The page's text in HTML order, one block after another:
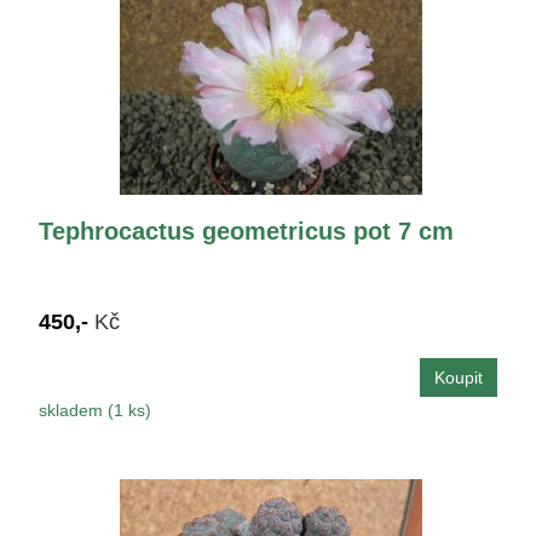
Tephrocactus geometricus pot 7 cm
450,- Kč
skladem (1 ks)